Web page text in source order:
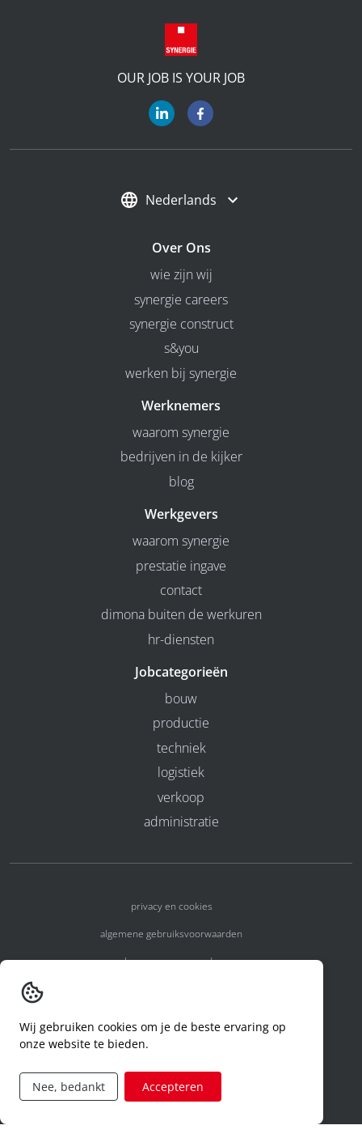
OUR JOB IS YOUR JOB
Nederlands
Over Ons
wie zijn wij
synergie careers
synergie construct
s&you
werken bij synergie
Werknemers
waarom synergie
bedrijven in de kijker
blog
Werkgevers
waarom synergie
prestatie ingave
contact
dimona buiten de werkuren
hr-diensten
Jobcategorieën
bouw
productie
techniek
logistiek
verkoop
administratie
privacy en cookies
algemene gebruiksvoorwaarden
algemene voorwaarden
code of conduct
aanvraag rechten ivm privacy
Wij gebruiken cookies om je de beste ervaring op
onze website te bieden.
Nee, bedankt Accepteren